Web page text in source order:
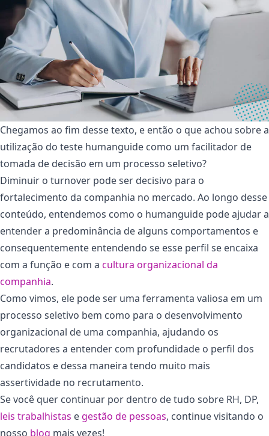
Chegamos ao fim desse texto, e então o que achou sobre a
utilização do teste humanguide como um facilitador de
tomada de decisão em um processo seletivo?
Diminuir o turnover pode ser decisivo para o
fortalecimento da companhia no mercado. Ao longo desse
conteúdo, entendemos como o humanguide pode ajudar a
entender a predominância de alguns comportamentos e
consequentemente entendendo se esse perfil se encaixa
com a função e com a cultura organizacional da
companhia.
Como vimos, ele pode ser uma ferramenta valiosa em um
processo seletivo bem como para o desenvolvimento
organizacional de uma companhia, ajudando os
recrutadores a entender com profundidade o perfil dos
candidatos e dessa maneira tendo muito mais
assertividade no recrutamento.
Se você quer continuar por dentro de tudo sobre RH, DP,
leis trabalhistas e gestão de pessoas, continue visitando o
nosso blog mais vezes!